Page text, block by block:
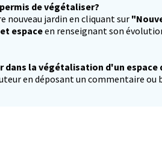
de végétaliser?
nouveau jardin en cliquant sur
espaceen renseignant son
dans la végétalisation d'un espace
en déposant un commentaire ou